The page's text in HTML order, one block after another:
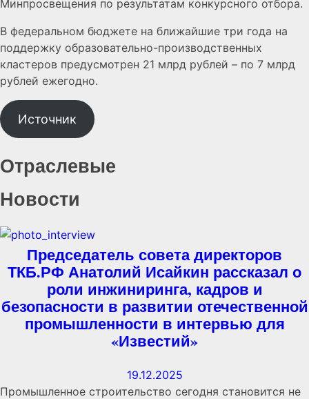
Минпросвещения по результатам конкурсного отбора.
В федеральном бюджете на ближайшие три года на
поддержку образовательно-производственных
кластеров предусмотрен 21 млрд рублей – по 7 млрд
рублей ежегодно.
Источник
Отраслевые
Новости
Председатель совета директоров
ТКБ.РФ Анатолий Исайкин рассказал о
роли инжиниринга, кадров и
безопасности в развитии отечественной
промышленности в интервью для
«Известий»
19.12.2025
Промышленное строительство сегодня становится не